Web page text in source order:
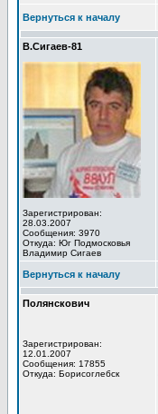
Вернуться к началу
В.Сигаев-81
Зарегистрирован:
28.03.2007
Сообщения: 3970
Откуда: Юг Подмосковья
Владимир Сигаев
Вернуться к началу
Полянскович
Зарегистрирован:
12.01.2007
Сообщения: 17855
Откуда: Борисоглебск